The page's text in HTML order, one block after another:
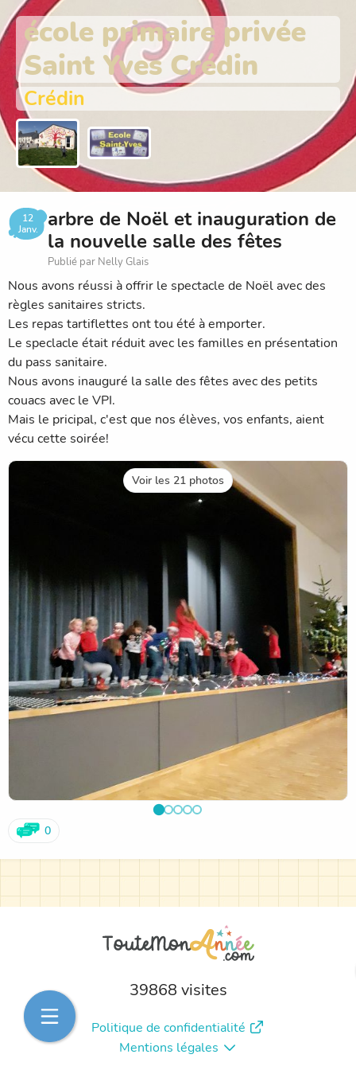
école primaire privée
Saint Yves Crédin
Crédin
12
Janv.
arbre de Noël et inauguration de
la nouvelle salle des fêtes
Publié par Nelly Glais
Nous avons réussi à offrir le spectacle de Noël avec des
règles sanitaires stricts.
Les repas tartiflettes ont tou été à emporter.
Le speclacle était réduit avec les familles en présentation
du pass sanitaire.
Nous avons inauguré la salle des fêtes avec des petits
couacs avec le VPI.
Mais le pricipal, c'est que nos élèves, vos enfants, aient
vécu cette soirée!
Voir les 21 photos
0
39868 visites
Politique de confidentialité
Mentions légales